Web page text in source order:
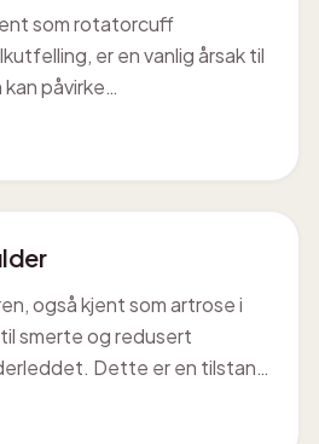
som rotatorcuff
er en vanlig årsak til
påvirke
i skulderens sener, ofte i
Mange opplever
ubehag og nedsatt
som følge av dette.
også kjent som artrose i
smerte og redusert
Dette er en tilstand
kan hjelpe deg med å